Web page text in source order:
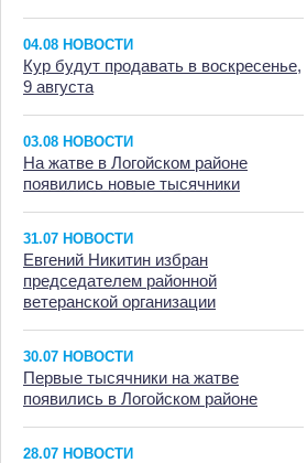
04.08 НОВОСТИ
Кур будут продавать в воскресенье,
9 августа
03.08 НОВОСТИ
На жатве в Логойском районе
появились новые тысячники
31.07 НОВОСТИ
Евгений Никитин избран
председателем районной
ветеранской организации
30.07 НОВОСТИ
Первые тысячники на жатве
появились в Логойском районе
28.07 НОВОСТИ